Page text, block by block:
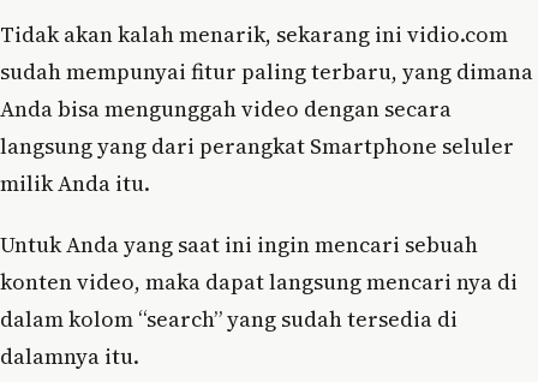
Tidak akan kalah menarik, sekarang ini vidio.com
sudah mempunyai fitur paling terbaru, yang dimana
Anda bisa mengunggah video dengan secara
langsung yang dari perangkat Smartphone seluler
milik Anda itu.
Untuk Anda yang saat ini ingin mencari sebuah
konten video, maka dapat langsung mencari nya di
dalam kolom “search” yang sudah tersedia di
dalamnya itu.